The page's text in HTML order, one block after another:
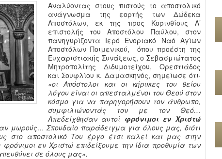
Αναλύοντας στους πιστούς το αποστολικό
ανάγνωσμα της εορτής των Δώδεκα
Αποστόλων, εκ της προς Κορινθίους Α’
επιστολής του Αποστόλου Παύλου, στον
πανηγυρίζοντα Ιερό Ενοριακό Ναό Αγίων
Αποστόλων Ποιμενικού, όπου προέστη της
Ευχαριστιακής Συνάξεως, ο Σεβασμιώτατος
Μητροπολίτης Διδυμοτείχου, Ορεστιάδος
και Σουφλίου κ. Δαμασκηνός, σημείωσε ότι·
«οι Απόστολοι και οι κήρυκες του θείου
λόγου είναι οι απεσταλμένοι του Θεού στον
κόσμο για να παρηγορήσουν τον άνθρωπο,
συμφιλιώνοντάς τον με τον Θεό…
Απεδείχθησαν αυτοί φρόνιμοι εν Χριστώ
μωρούς… Σπουδαίο παράδειγμα για όλους μας, διότι
στο αποστολικό Του έργο έτσι καλεί και μας στην
εν Χριστώ επιδείξουμε την ίδια προθυμία των
σε όλους μας».